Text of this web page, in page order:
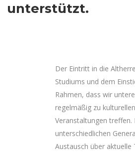
unterstützt.
Der Eintritt in die
Studiums und dem
Rahmen, dass wir
regelmäßig zu
Veranstaltungen
unterschiedlichen
Austausch über aktuelle